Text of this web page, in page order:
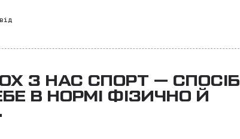
З НАС СПОРТ — СПОСІБ
В НОРМІ ФІЗИЧНО Й